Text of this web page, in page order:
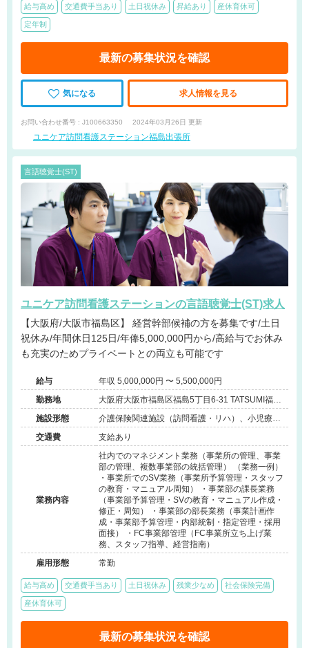
給与高め 交通費手当あり 土日祝休み 昇給あり 産休育休可
定年制
最新の募集状況を確認
気になる 求人情報を見る
お問い合わせ番号 : J100663350 2024年03月26日 更新
ユニケア訪問看護ステーション福島出張所
言語聴覚士(ST)
ユニケア訪問看護ステーションの言語聴覚士(ST)求人
【大阪府/大阪市福島区】 経営幹部候補の方を募集です/土日
祝休み/年間休日125日/年俸5,000,000円から/高給与でお休み
も充実のためプライベートとの両立も可能です
給与
年収 5,000,000円 〜 5,500,000円
勤務地
大阪府大阪市福島区福島5丁目6-31 TATSUMI福島
ビル504
施設形態
介護保険関連施設（訪問看護・リハ）、小児療育
（小児施設/放課後等デイサービス）、その他（企
業/その他）
交通費 支給あり
業務内容
社内でのマネジメント業務（事業所の管理、事業
部の管理、複数事業部の統括管理） （業務一例）
・事業所でのSV業務（事業所予算管理・スタッフ
の教育・マニュアル周知） ・事業部の課長業務
（事業部予算管理・SVの教育・マニュアル作成・
修正・周知） ・事業部の部長業務（事業計画作
成・事業部予算管理・内部統制・指定管理・採用
面接） ・FC事業部管理（FC事業所立ち上げ業
務、スタッフ指導、経営指南）
雇用形態
常勤
給与高め 交通費手当あり 土日祝休み 残業少なめ 社会保険完備
産休育休可
最新の募集状況を確認